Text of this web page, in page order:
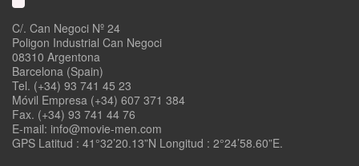
C/. Can Negoci Nº 24
Poligon Industrial Can Negoci
08310 Argentona
Barcelona (Spain)
Tel. (+34) 93 741 45 23
Móvil Empresa (+34) 607 371 384
Fax. (+34) 93 741 44 76
E-mail: info@movie-men.com
GPS Latitud : 41°32’20.13”N Longitud : 2°24’58.60”E.